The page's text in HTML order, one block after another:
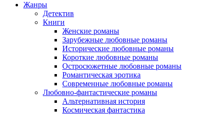
Жанры
Детектив
Книги
Женские романы
Зарубежные любовные романы
Исторические любовные романы
Короткие любовные романы
Остросюжетные любовные романы
Романтическая эротика
Современные любовные романы
Любовно-фантастические романы
Альтернативная история
Космическая фантастика